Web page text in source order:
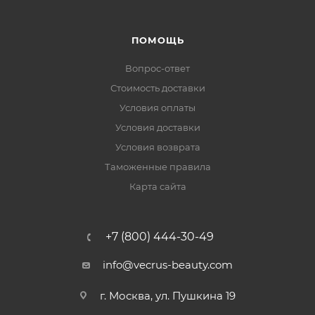
ПОМОЩЬ
Вопрос-ответ
Стоимость доставки
Условия оплаты
Условия доставки
Условия возврата
Таможенные правила
Карта сайта
+7 (800) 444-30-49
info@vecrus-beauty.com
г. Москва, ул. Пушкина 19